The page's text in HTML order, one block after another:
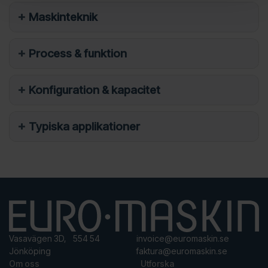
Maskinteknik
Process & funktion
Konfiguration & kapacitet
Typiska applikationer
Vasavägen 3D, 554 54
Jönköping
invoice@euromaskin.se
faktura@euromaskin.se
Om oss
Utforska